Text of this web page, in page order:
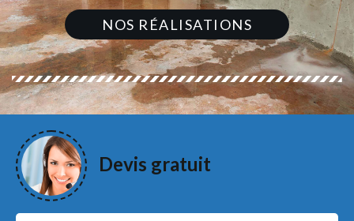
NOS RÉALISATIONS
Devis gratuit